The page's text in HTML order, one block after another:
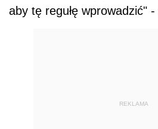
aby tę regułę wprowadzić" -
REKLAMA